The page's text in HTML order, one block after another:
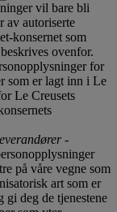
vil bare bli
av autoriserte
konsernet som
ovenfor.
for
som er lagt inn i Le
Le Creusets
-
på våre vegne som
art som er
deg de tjenestene